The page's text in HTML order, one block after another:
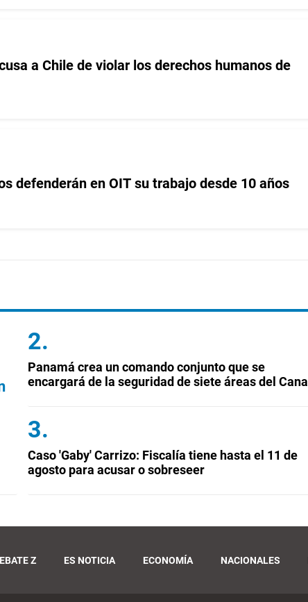
a Chile de violar los derechos humanos de
defenderán en OIT su trabajo desde 10 años
Panamá crea un comando conjunto que se
encargará de la seguridad de siete áreas del Canal
Caso 'Gaby' Carrizo: Fiscalía tiene hasta el 11 de
agosto para acusar o sobreseer
Z ES NOTICIA ECONOMÍA NACIONALES